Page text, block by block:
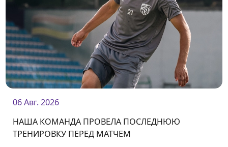
06 Авг. 2026
НАША КОМАНДА ПРОВЕЛА ПОСЛЕДНЮЮ
ТРЕНИРОВКУ ПЕРЕД МАТЧЕМ